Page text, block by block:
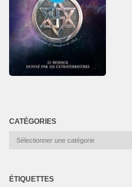
CATÉGORIES
Catégories
ÉTIQUETTES